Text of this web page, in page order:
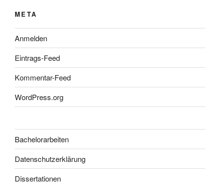
META
Anmelden
Eintrags-Feed
Kommentar-Feed
WordPress.org
Bachelorarbeiten
Datenschutzerklärung
Dissertationen